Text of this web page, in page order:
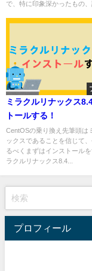
で、特に印象深かったもの、
ミラクルリナックス
トールする！
CentOSの乗り換え先筆頭は
ックスであることを信じて
るべくまずはインストールを
ラクルリナックス8.4...
プロフィール